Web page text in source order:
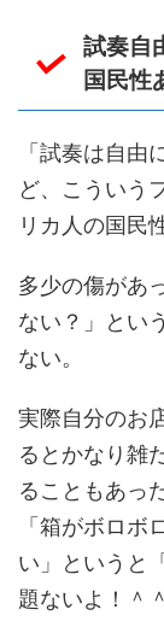
試奏自
国民性
「試奏は自由
ど、こういう
リカ人の国民
多少の傷があ
ない？」とい
ない。
実際自分のお
るとかなり雑
ることもあった
「箱がボロボ
い」というと
題ないよ！＾